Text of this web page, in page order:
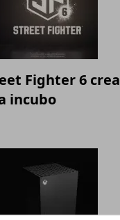
Fighter 6 crea
incubo